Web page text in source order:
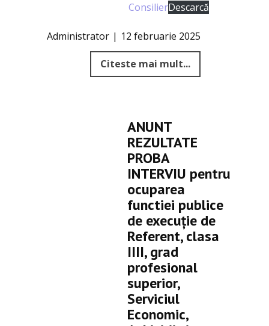
ConsilierDescarcă
Administrator 12 februarie 2025
Citeste mai mult...
ANUNT
REZULTATE
PROBA
INTERVIU pentru
ocuparea
functiei publice
de execuție de
Referent, clasa
IIII, grad
profesional
superior,
Serviciul
Economic,